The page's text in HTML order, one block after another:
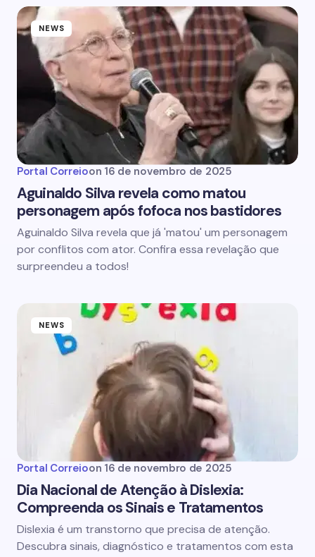
NEWS
Portal Correioon 16 de novembro de 2025
Aguinaldo Silva revela como matou
personagem após fofoca nos bastidores
Aguinaldo Silva revela que já 'matou' um personagem
por conflitos com ator. Confira essa revelação que
surpreendeu a todos!
NEWS
Portal Correioon 16 de novembro de 2025
Dia Nacional de Atenção à Dislexia:
Compreenda os Sinais e Tratamentos
Dislexia é um transtorno que precisa de atenção.
Descubra sinais, diagnóstico e tratamentos com esta